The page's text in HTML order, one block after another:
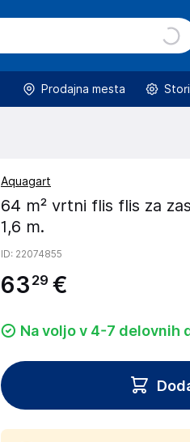
Prodajna mesta
Aquagart
64 m² vrtni flis flis za
1,6 m.
ID: 22074855
63 29 €
Na voljo v 4-7 delovnih